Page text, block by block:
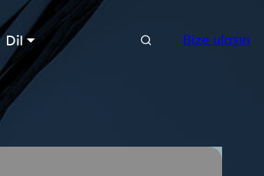
Dil AramaBize ulaşın